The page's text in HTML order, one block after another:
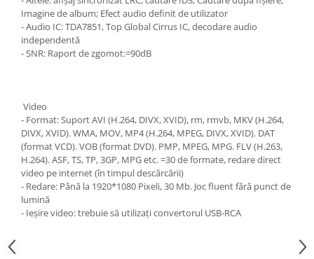
Imagine de album; Efect audio definit de utilizator
- Audio IC: TDA7851, Top Global Cirrus IC, decodare audio
independentă
- SNR: Raport de zgomot:=90dB
Video
- Format: Suport AVI (H.264, DIVX, XVID), rm, rmvb, MKV (H.264,
DIVX, XVID). WMA, MOV, MP4 (H.264, MPEG, DIVX, XVID). DAT
(format VCD). VOB (format DVD). PMP, MPEG, MPG. FLV (H.263,
H.264). ASF, TS, TP, 3GP, MPG etc. =30 de formate, redare direct
video pe internet (în timpul descărcării)
- Redare: Până la 1920*1080 Pixeli, 30 Mb. Joc fluent fără punct de
lumină
- Ieșire video: trebuie să utilizați convertorul USB-RCA